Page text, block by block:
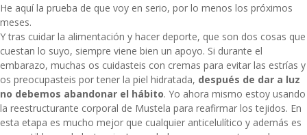
He aquí la prueba de que voy en serio, por lo menos los próximos
meses.
Y tras cuidar la alimentación y hacer deporte, que son dos cosas que
cuestan lo suyo, siempre viene bien un apoyo. Si durante el
embarazo, muchas os cuidasteis con cremas para evitar las estrías y
os preocupasteis por tener la piel hidratada, después de dar a luz
no debemos abandonar el hábito. Yo ahora mismo estoy usando
la reestructurante corporal de Mustela para reafirmar los tejidos. En
esta etapa es mucho mejor que cualquier anticelulítico y además es